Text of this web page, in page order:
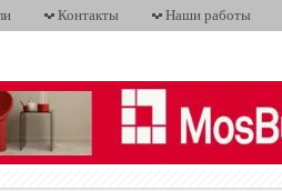
Контакты Наши работы